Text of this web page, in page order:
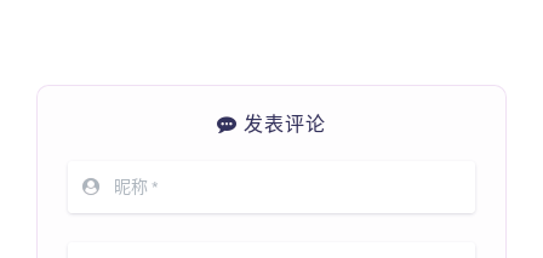
发表评论